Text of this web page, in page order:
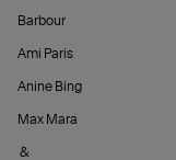
Barbour
Ami Paris
Anine Bing
Max Mara
&